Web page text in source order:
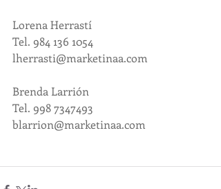
Lorena Herrastí
Tel. 984 136 1054
lherrasti@marketinaa.com
Brenda Larrión
Tel. 998 7347493
blarrion@marketinaa.com